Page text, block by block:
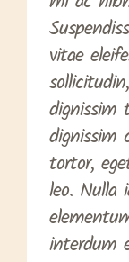
vitae
dignissim
dignissim
tortor,
leo. Nulla
interdum